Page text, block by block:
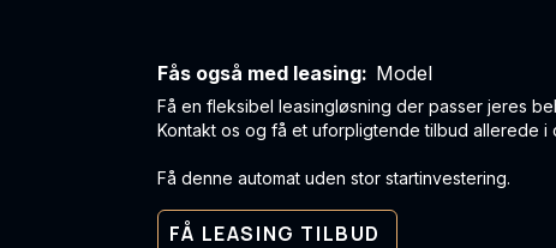
Fås også med leasing: Model
Få en fleksibel leasingløsning der passer jeres
Kontakt os og få et uforpligtende tilbud allerede i
Få denne automat uden stor startinvestering.
FÅ LEASING TILBUD